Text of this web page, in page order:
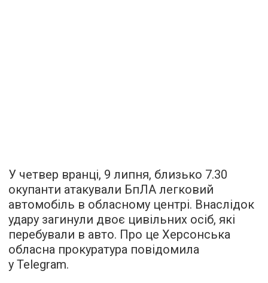
У четвер вранці, 9 липня, близько 7.30
окупанти атакували БпЛА легковий
автомобіль в обласному центрі. Внаслідок
удару загинули двоє цивільних осіб, які
перебували в авто. Про це Херсонська
обласна прокуратура повідомила
у Telegram.